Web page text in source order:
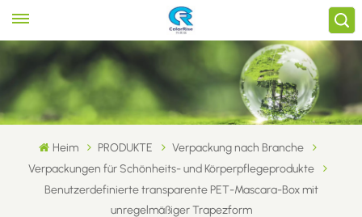
Heim PRODUKTE
Verpackung nach Branche
Verpackungen für Schönheits- und Körperpflegeprodukte
Benutzerdefinierte transparente PET-Mascara-Box mit
unregelmäßiger Trapezform